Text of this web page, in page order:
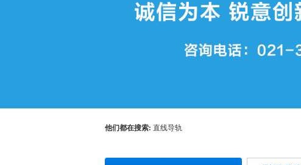
他们都在搜索: 直线导轨